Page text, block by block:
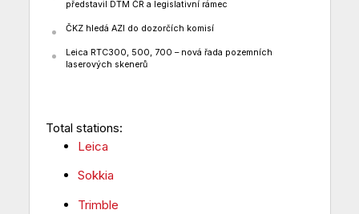
představil DTM ČR a legislativní rámec
ČKZ hledá AZI do dozorčích komisí
Leica RTC300, 500, 700 – nová řada pozemních
laserových skenerů
Total stations:
Leica
Sokkia
Trimble